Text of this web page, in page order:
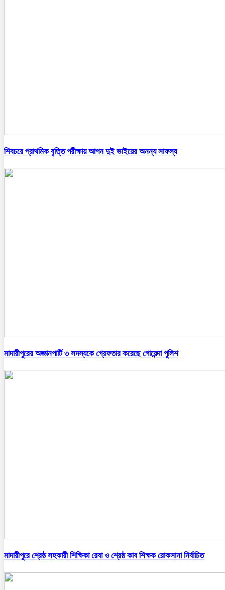
শিবচরে প্রাথমিক বৃত্তি পরীক্ষায় আপন দুই ভাইয়ের অনন্য সাফল্য
মাদারীপুরের অজ্ঞানপার্টি ৩ সদস্যকে গ্রেফতার করেছে গোয়েন্দা পুলিশ
মাদারীপুরে শ্রেষ্ঠ সহকারী শিক্ষিকা রেবা ও শ্রেষ্ঠ কাব শিক্ষক রোকসানা নির্বাচিত